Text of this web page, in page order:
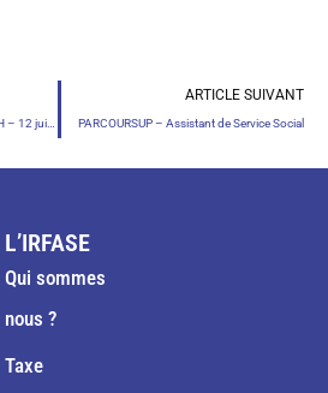
Formation aux troubles dys et TDAH – 12 juillet 2023
ARTICLE SUIVANT
PARCOURSUP – Assistant de Service Social
L’IRFASE
Qui sommes
nous ?
Taxe